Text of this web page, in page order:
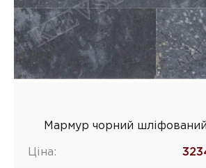
Мармур чорний
Ціна: